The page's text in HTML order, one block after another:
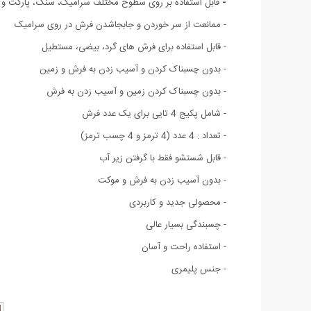
- ممانعت از سر خوردن و جابجاشدن فرش در روی سرامیک
- قابل استفاده برای فرش های گرد، بیضی، مستطیل
- بدون چسبناک کردن و آسیب زدن به فرش و زمین
- بدون چسبناک کردن زمین و آسیب زدن به فرش
- شامل پکیج 4 تایی برای یک عدد فرش
- تعداد : 4 عدد (4 ترمز و 4 چسب ترمز)
- قابل شستشو فقط با گرفتن زیر آب
- بدون آسیب زدن به فرش و موکت
- محصولی جدید و کاربردی
- چسبندگی بسیار عالی
- استفاده راحت و آسان
- جنس پلیمری